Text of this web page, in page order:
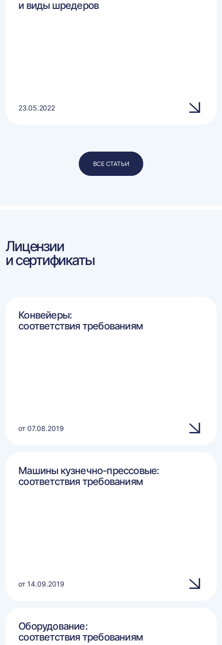
и виды шредеров
23.05.2022
ВСЕ СТАТЬИ
Лицензии
и сертификаты
Конвейеры:
соответствия требованиям
от 07.08.2019
Машины кузнечно-прессовые:
соответствия требованиям
от 14.09.2019
Оборудование:
соответствия требованиям